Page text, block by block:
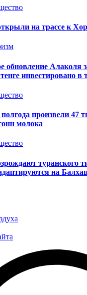
на трассе к
обновление Алаколя
инвестировано в
полгода произвели 47
молока
туранского
на